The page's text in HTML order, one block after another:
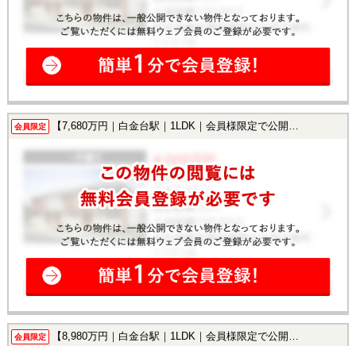
会員限定 【7,680万円｜白金台駅｜1LDK｜会員様限定で公開中！】
会員限定 【8,980万円｜白金台駅｜1LDK｜会員様限定で公開中！】